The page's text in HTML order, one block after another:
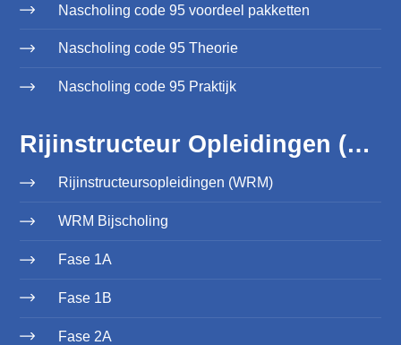
Nascholing code 95 voordeel pakketten
Nascholing code 95 Theorie
Nascholing code 95 Praktijk
Rijinstructeur Opleidingen (WRM)
Rijinstructeursopleidingen (WRM)
WRM Bijscholing
Fase 1A
Fase 1B
Fase 2A